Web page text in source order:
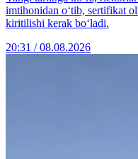
imtihonidan o‘tib, sertifikat
kiritilishi kerak bo‘ladi.
20:31 / 08.08.2026